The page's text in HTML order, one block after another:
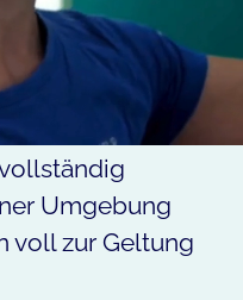
FERIENHAUS-
Olpenitz das
sind.
die Teil
Umgebung
voll zur Geltung